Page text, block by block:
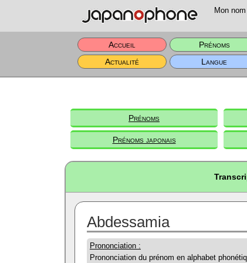
Mon
Accueil Prénoms
Actualité
Langue
Prénoms
Prénoms japonais
Abdessamia
Prononciation :
Prononciation du prénom en alphabet